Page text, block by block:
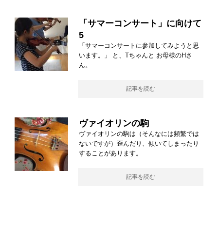
「サマーコンサート」に向けて
5
「サマーコンサートに参加してみようと思
います。」 と、Tちゃんと お母様のHさ
ん。
記事を読む
ヴァイオリンの駒
ヴァイオリンの駒は（そんなには頻繁では
ないですが）歪んだり、傾いてしまったり
することがあります。
記事を読む